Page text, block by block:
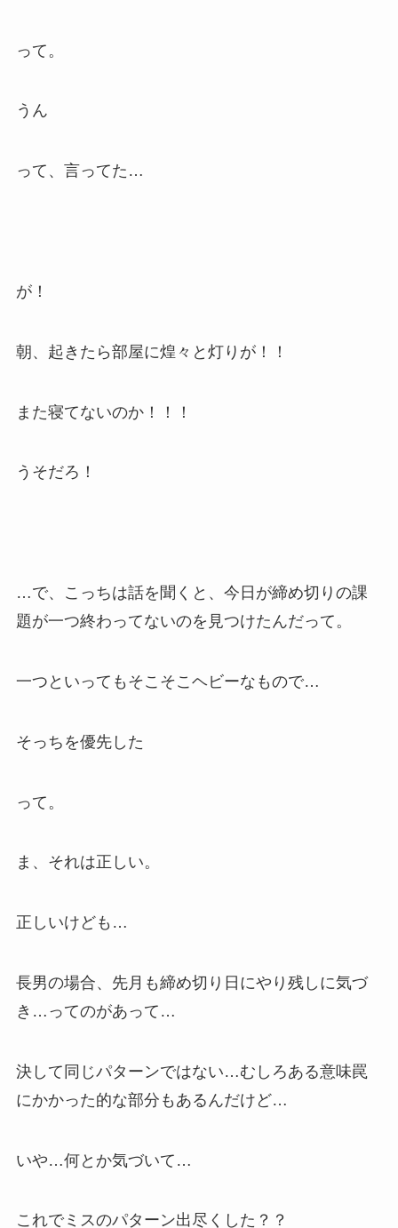
って。
うん
って、言ってた…
が！
朝、起きたら部屋に煌々と灯りが！！
また寝てないのか！！！
うそだろ！
…で、こっちは話を聞くと、今日が締め切りの課
題が一つ終わってないのを見つけたんだって。
一つといってもそこそこヘビーなもので…
そっちを優先した
って。
ま、それは正しい。
正しいけども…
長男の場合、先月も締め切り日にやり残しに気づ
き…ってのがあって…
決して同じパターンではない…むしろある意味罠
にかかった的な部分もあるんだけど…
いや…何とか気づいて…
これでミスのパターン出尽くした？？